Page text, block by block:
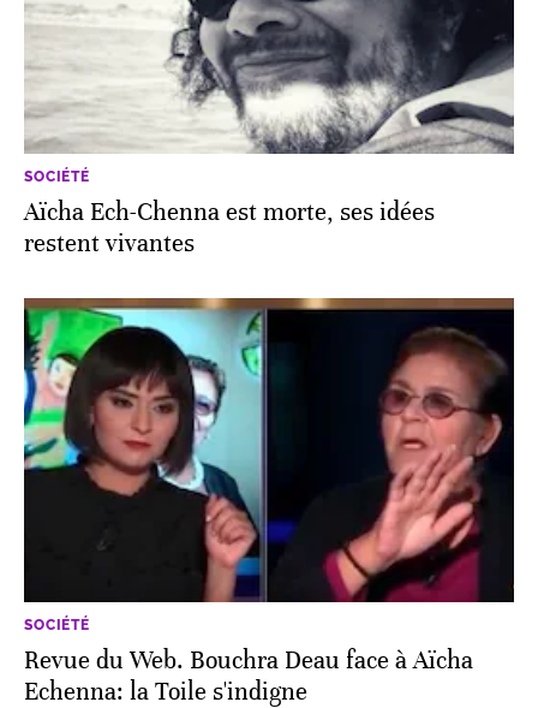
SOCIÉTÉ
Aïcha Ech-Chenna est morte, ses idées
restent vivantes
SOCIÉTÉ
Revue du Web. Bouchra Deau face à Aïcha
Echenna: la Toile s'indigne